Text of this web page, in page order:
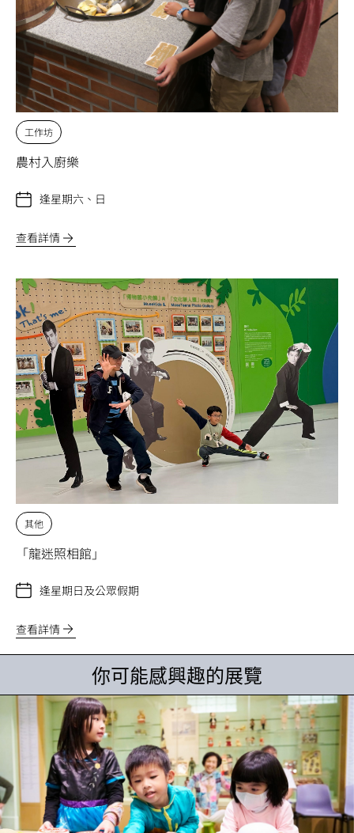
工作坊
農村入廚樂
逢星期六、日
查看詳情
其他
「龍迷照相館」
逢星期日及公眾假期
查看詳情
你可能感興趣的展覽